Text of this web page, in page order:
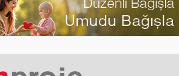
testi geçerlilik süresini değiştirdi